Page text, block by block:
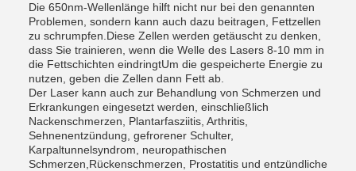
Die 650nm-Wellenlänge hilft nicht nur bei den genannten
Problemen, sondern kann auch dazu beitragen, Fettzellen
zu schrumpfen.Diese Zellen werden getäuscht zu denken,
dass Sie trainieren, wenn die Welle des Lasers 8-10 mm in
die Fettschichten eindringtUm die gespeicherte Energie zu
nutzen, geben die Zellen dann Fett ab.
Der Laser kann auch zur Behandlung von Schmerzen und
Erkrankungen eingesetzt werden, einschließlich
Nackenschmerzen, Plantarfasziitis, Arthritis,
Sehnenentzündung, gefrorener Schulter,
Karpaltunnelsyndrom, neuropathischen
Schmerzen,Rückenschmerzen, Prostatitis und entzündliche